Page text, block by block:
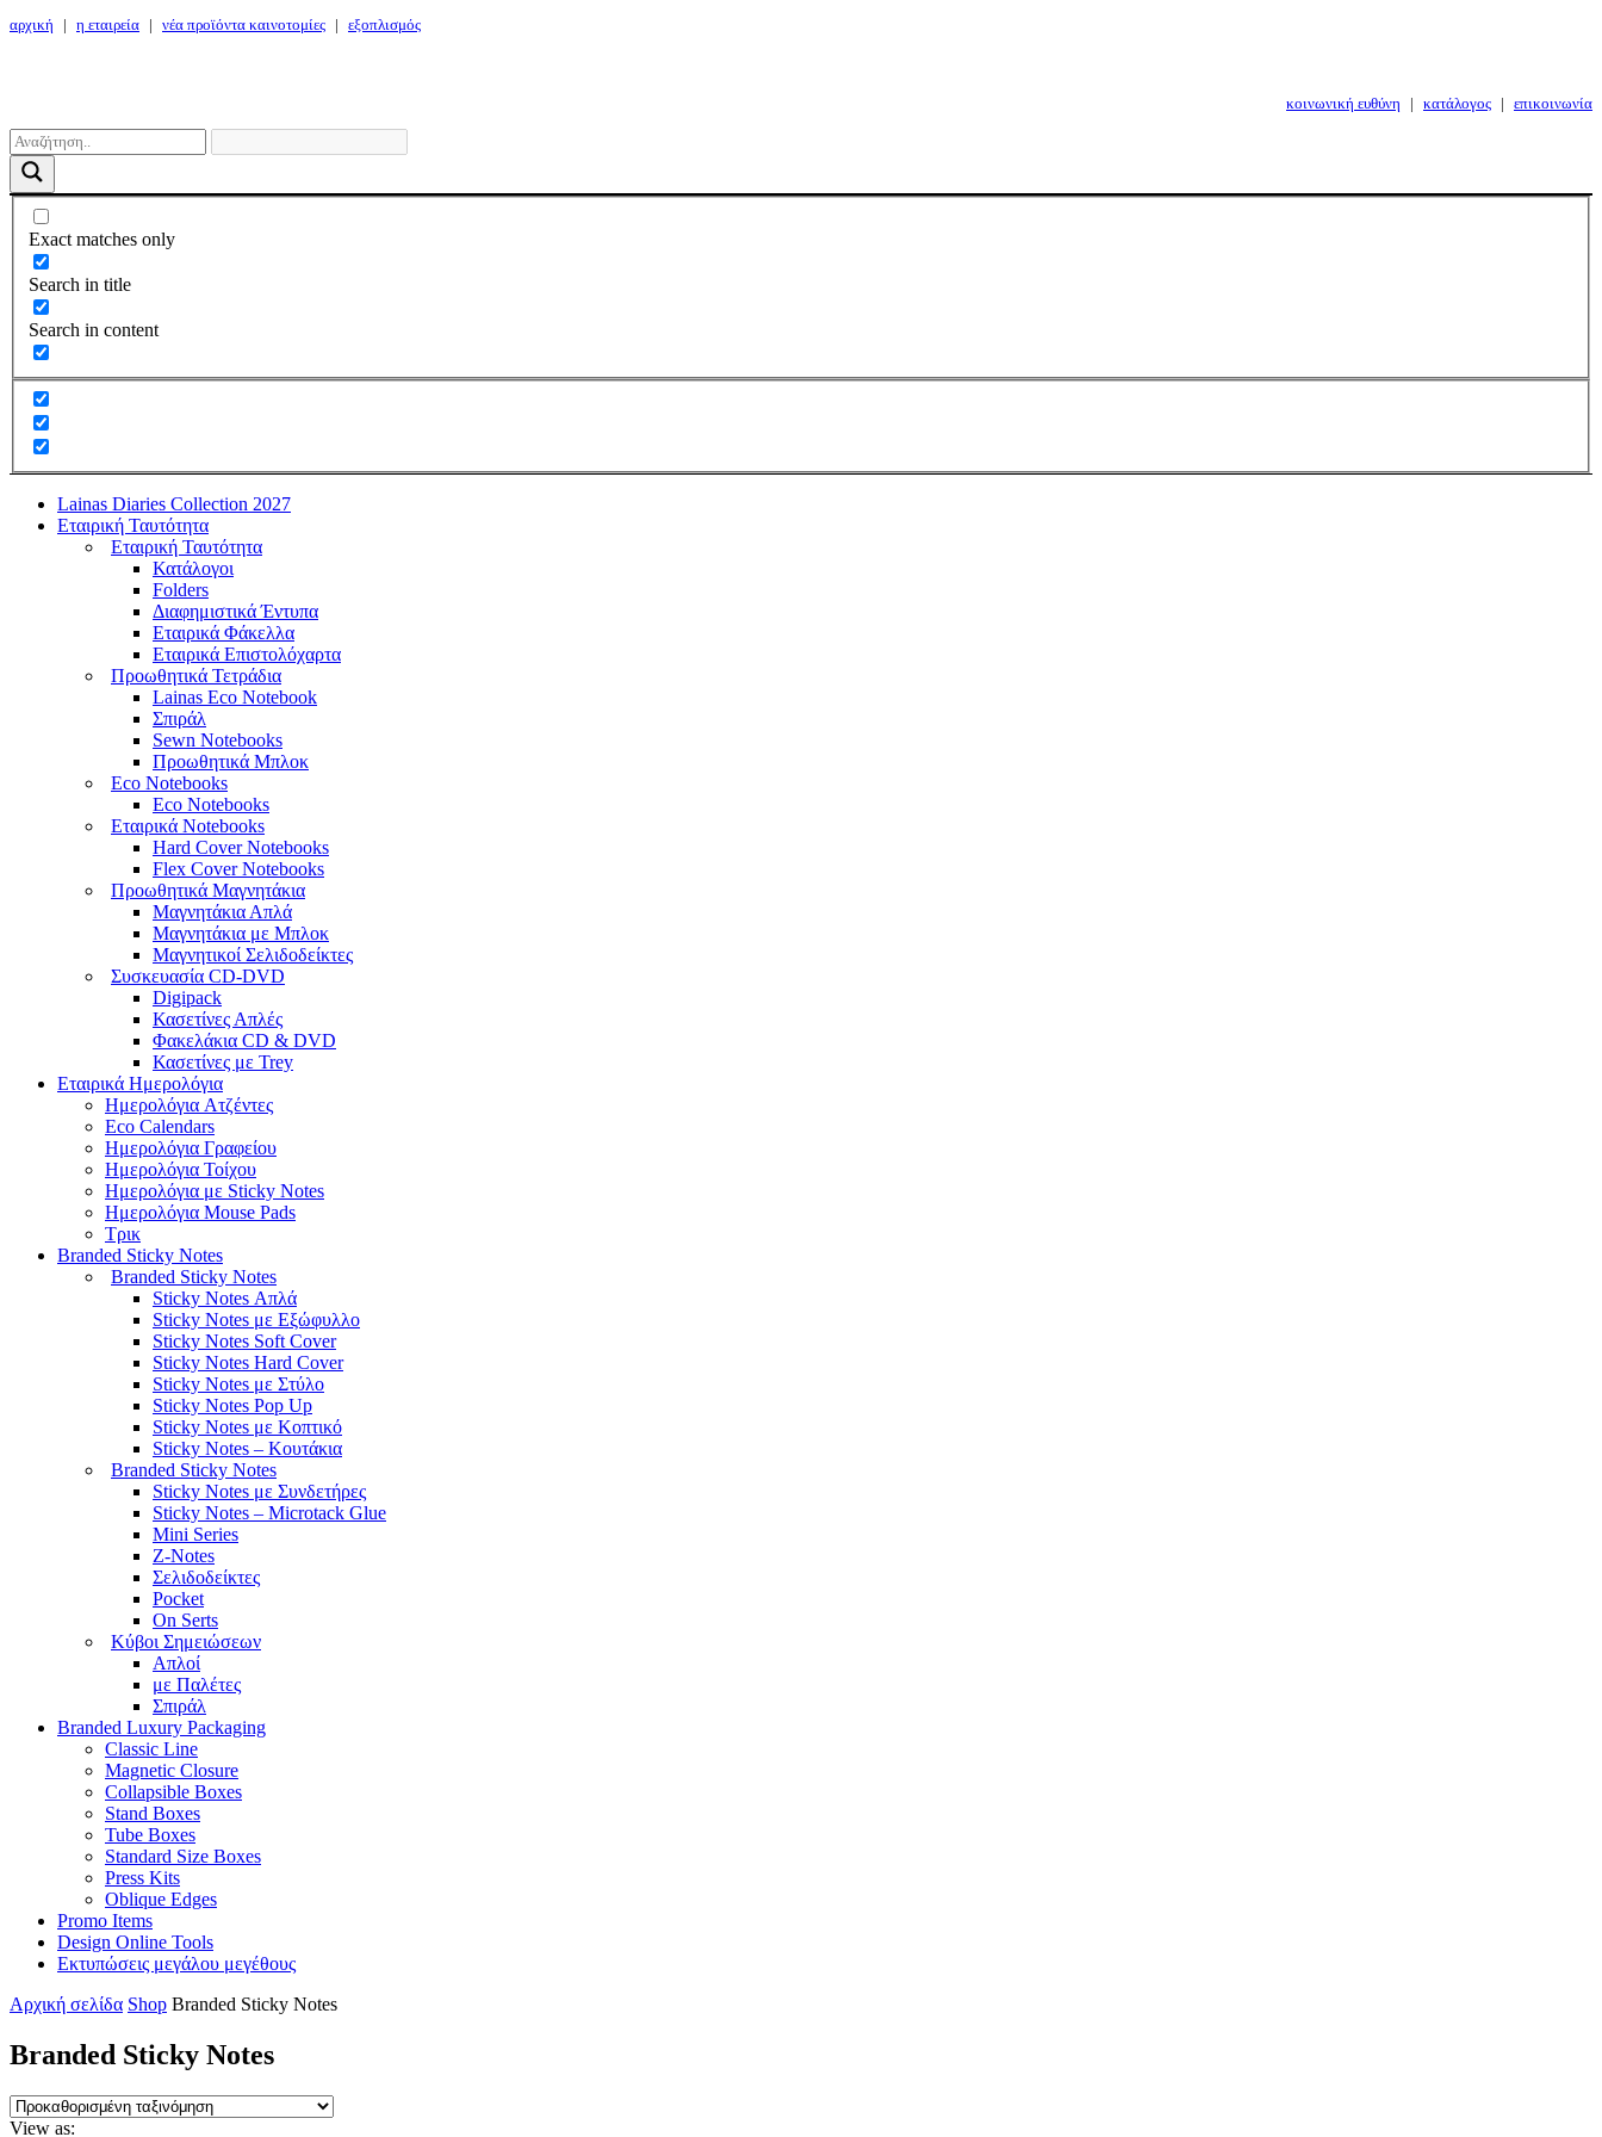
αρχική | η εταιρεία | νέα προϊόντα καινοτομίες | εξοπλισμός
κοινωνική ευθύνη | κατάλογος | επικοινωνία
Exact matches only
Search in title
Search in content
Lainas Diaries Collection 2027
Εταιρική Ταυτότητα
Εταιρική Ταυτότητα
Κατάλογοι
Folders
Διαφημιστικά Έντυπα
Εταιρικά Φάκελλα
Εταιρικά Επιστολόχαρτα
Προωθητικά Τετράδια
Lainas Eco Νotebook
Σπιράλ
Sewn Notebooks
Προωθητικά Μπλοκ
Eco Notebooks
Eco Notebooks
Εταιρικά Notebooks
Hard Cover Notebooks
Flex Cover Notebooks
Προωθητικά Μαγνητάκια
Μαγνητάκια Απλά
Μαγνητάκια με Μπλοκ
Μαγνητικοί Σελιδοδείκτες
Συσκευασία CD-DVD
Digipack
Κασετίνες Απλές
Φακελάκια CD & DVD
Κασετίνες με Trey
Εταιρικά Ημερολόγια
Hμερολόγια Aτζέντες
Eco Calendars
Ημερολόγια Γραφείου
Ημερολόγια Τοίχου
Ημερολόγια με Sticky Notes
Ημερολόγια Mouse Pads
Τρικ
Branded Sticky Notes
Branded Sticky Notes
Sticky Notes Απλά
Sticky Notes με Εξώφυλλο
Sticky Notes Soft Cover
Sticky Notes Hard Cover
Sticky Notes με Στύλο
Sticky Notes Pop Up
Sticky Notes με Κοπτικό
Sticky Notes – Κουτάκια
Branded Sticky Notes
Sticky Notes με Συνδετήρες
Sticky Notes – Microtack Glue
Mini Series
Z-Notes
Σελιδοδείκτες
Pocket
On Serts
Κύβοι Σημειώσεων
Απλοί
με Παλέτες
Σπιράλ
Branded Luxury Packaging
Classic Line
Magnetic Closure
Collapsible Boxes
Stand Boxes
Tube Boxes
Standard Size Boxes
Press Kits
Oblique Edges
Promo Items
Design Online Tools
Εκτυπώσεις μεγάλου μεγέθους
Αρχική σελίδα Shop Branded Sticky Notes
Branded Sticky Notes
View as: